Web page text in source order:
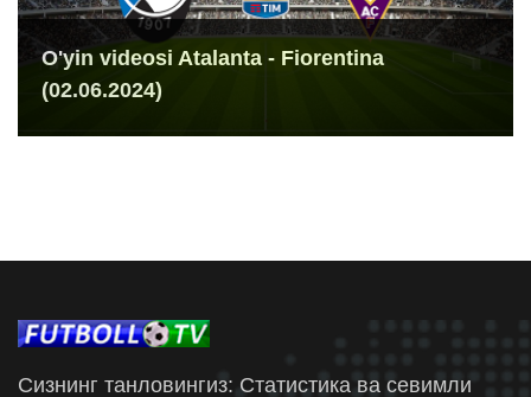
O'yin videosi Atalanta - Fiorentina
(02.06.2024)
Сизнинг танловингиз: Статистика ва севимли